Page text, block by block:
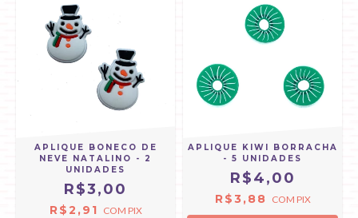
APLIQUE BONECO DE
NEVE NATALINO - 2
UNIDADES
R$3,00
R$2,91 COM PIX
APLIQUE KIWI BORRACHA
- 5 UNIDADES
R$4,00
R$3,88 COM PIX